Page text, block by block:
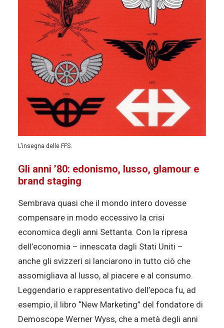
L’insegna delle FFS.
Gli anni ’80: edonismo, lusso, glamour e
brand staging
Sembrava quasi che il mondo intero dovesse
compensare in modo eccessivo la crisi
economica degli anni Settanta. Con la ripresa
dell’economia – innescata dagli Stati Uniti –
anche gli svizzeri si lanciarono in tutto ciò che
assomigliava al lusso, al piacere e al consumo.
Leggendario e rappresentativo dell’epoca fu, ad
esempio, il libro “New Marketing” del fondatore di
Demoscope Werner Wyss, che a metà degli anni